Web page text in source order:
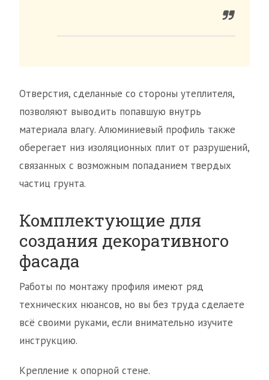
Отверстия, сделанные со стороны утеплителя,
позволяют выводить попавшую внутрь
материала влагу. Алюминиевый профиль также
оберегает низ изоляционных плит от разрушений,
связанных с возможным попаданием твердых
частиц грунта.
Комплектующие для
создания декоративного
фасада
Работы по монтажу профиля имеют ряд
технических нюансов, но вы без труда сделаете
всё своими руками, если внимательно изучите
инструкцию.
Крепление к опорной стене.